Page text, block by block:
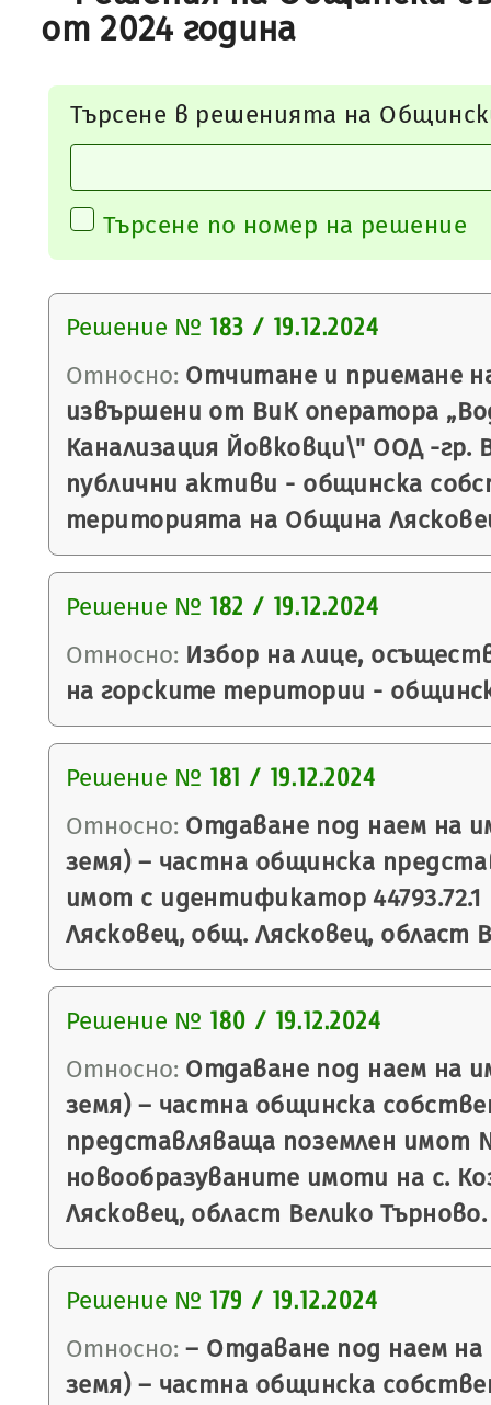
от 2024 година
Търсене в решенията на
Търсене по номер на решение
Решение № 183 / 19.12.2024
Относно: Отчитане и приемане
извършени от ВиК оператора
Канализация Йовковци\" ООД -гр.
публични активи - общинска
територията на Община
Решение № 182 / 19.12.2024
Относно: Избор на лице,
на горските територии -
Решение № 181 / 19.12.2024
Относно: Отдаване под наем на
земя) – частна общинска
имот с идентификатор 44793.72.1
Лясковец, общ. Лясковец, област
Решение № 180 / 19.12.2024
Относно: Отдаване под наем на
земя) – частна общинска
представляваща поземлен имот
новообразуваните имоти на с.
Лясковец, област Велико Търново.
Решение № 179 / 19.12.2024
Относно: – Отдаване под наем на
земя) – частна общинска